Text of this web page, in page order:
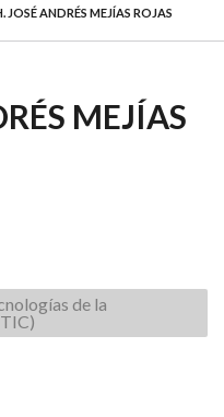
JOSÉ ANDRÉS MEJÍAS ROJAS
MEJÍAS
de la